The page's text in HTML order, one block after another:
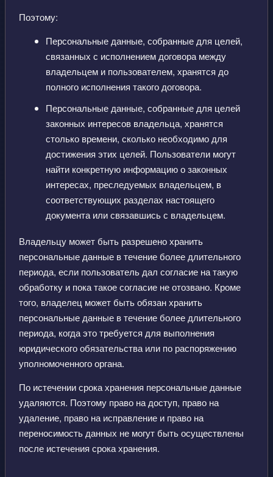
Поэтому:
Персональные данные, собранные для целей,
связанных с исполнением договора между
владельцем и пользователем, хранятся до
полного исполнения такого договора.
Персональные данные, собранные для целей
законных интересов владельца, хранятся
столько времени, сколько необходимо для
достижения этих целей. Пользователи могут
найти конкретную информацию о законных
интересах, преследуемых владельцем, в
соответствующих разделах настоящего
документа или связавшись с владельцем.
Владельцу может быть разрешено хранить
персональные данные в течение более длительного
периода, если пользователь дал согласие на такую
обработку и пока такое согласие не отозвано. Кроме
того, владелец может быть обязан хранить
персональные данные в течение более длительного
периода, когда это требуется для выполнения
юридического обязательства или по распоряжению
уполномоченного органа.
По истечении срока хранения персональные данные
удаляются. Поэтому право на доступ, право на
удаление, право на исправление и право на
переносимость данных не могут быть осуществлены
после истечения срока хранения.